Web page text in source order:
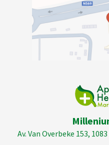
Av. Van Overbeke 153,